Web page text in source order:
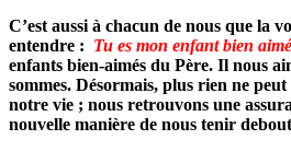
C’est aussi à chacun de nous que la
entendre : Tu es mon enfant bien
enfants bien-aimés du Père. Il nous
sommes. Désormais, plus rien ne
notre vie ; nous retrouvons une
nouvelle manière de nous tenir